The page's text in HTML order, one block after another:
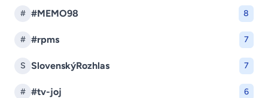
# #MEMO98 8
# #rpms 7
S SlovenskýRozhlas 7
# #tv-joj 6